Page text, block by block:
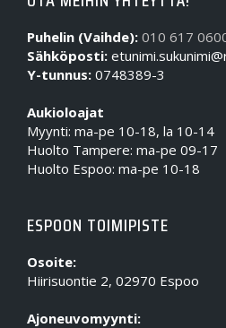
Puhelin (Vaihde): 010 617
Sähköposti:
Y-tunnus: 0748389-3
Aukioloajat
Myynti: ma-pe 10-18, la 10-14
Huolto Tampere: ma-pe 09-17
Huolto Espoo: ma-pe 10-18
ESPOON TOIMIPISTE
Osoite:
Hiirisuontie 2, 02970 Espoo
Ajoneuvomyynti: